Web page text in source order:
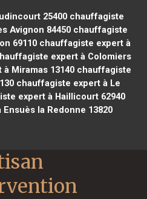
25400chauffagiste
Avignon 84450 chauffagiste
69110 chauffagiste expert à
expert à Colomiers
Miramas 13140 chauffagiste
chauffagiste expert à Le
expert à Haillicourt 62940
la Redonne 13820